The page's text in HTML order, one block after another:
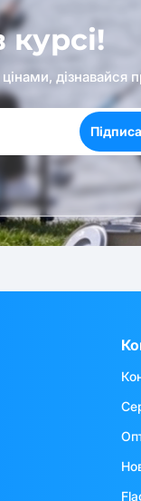
курсі!
дізнавайся